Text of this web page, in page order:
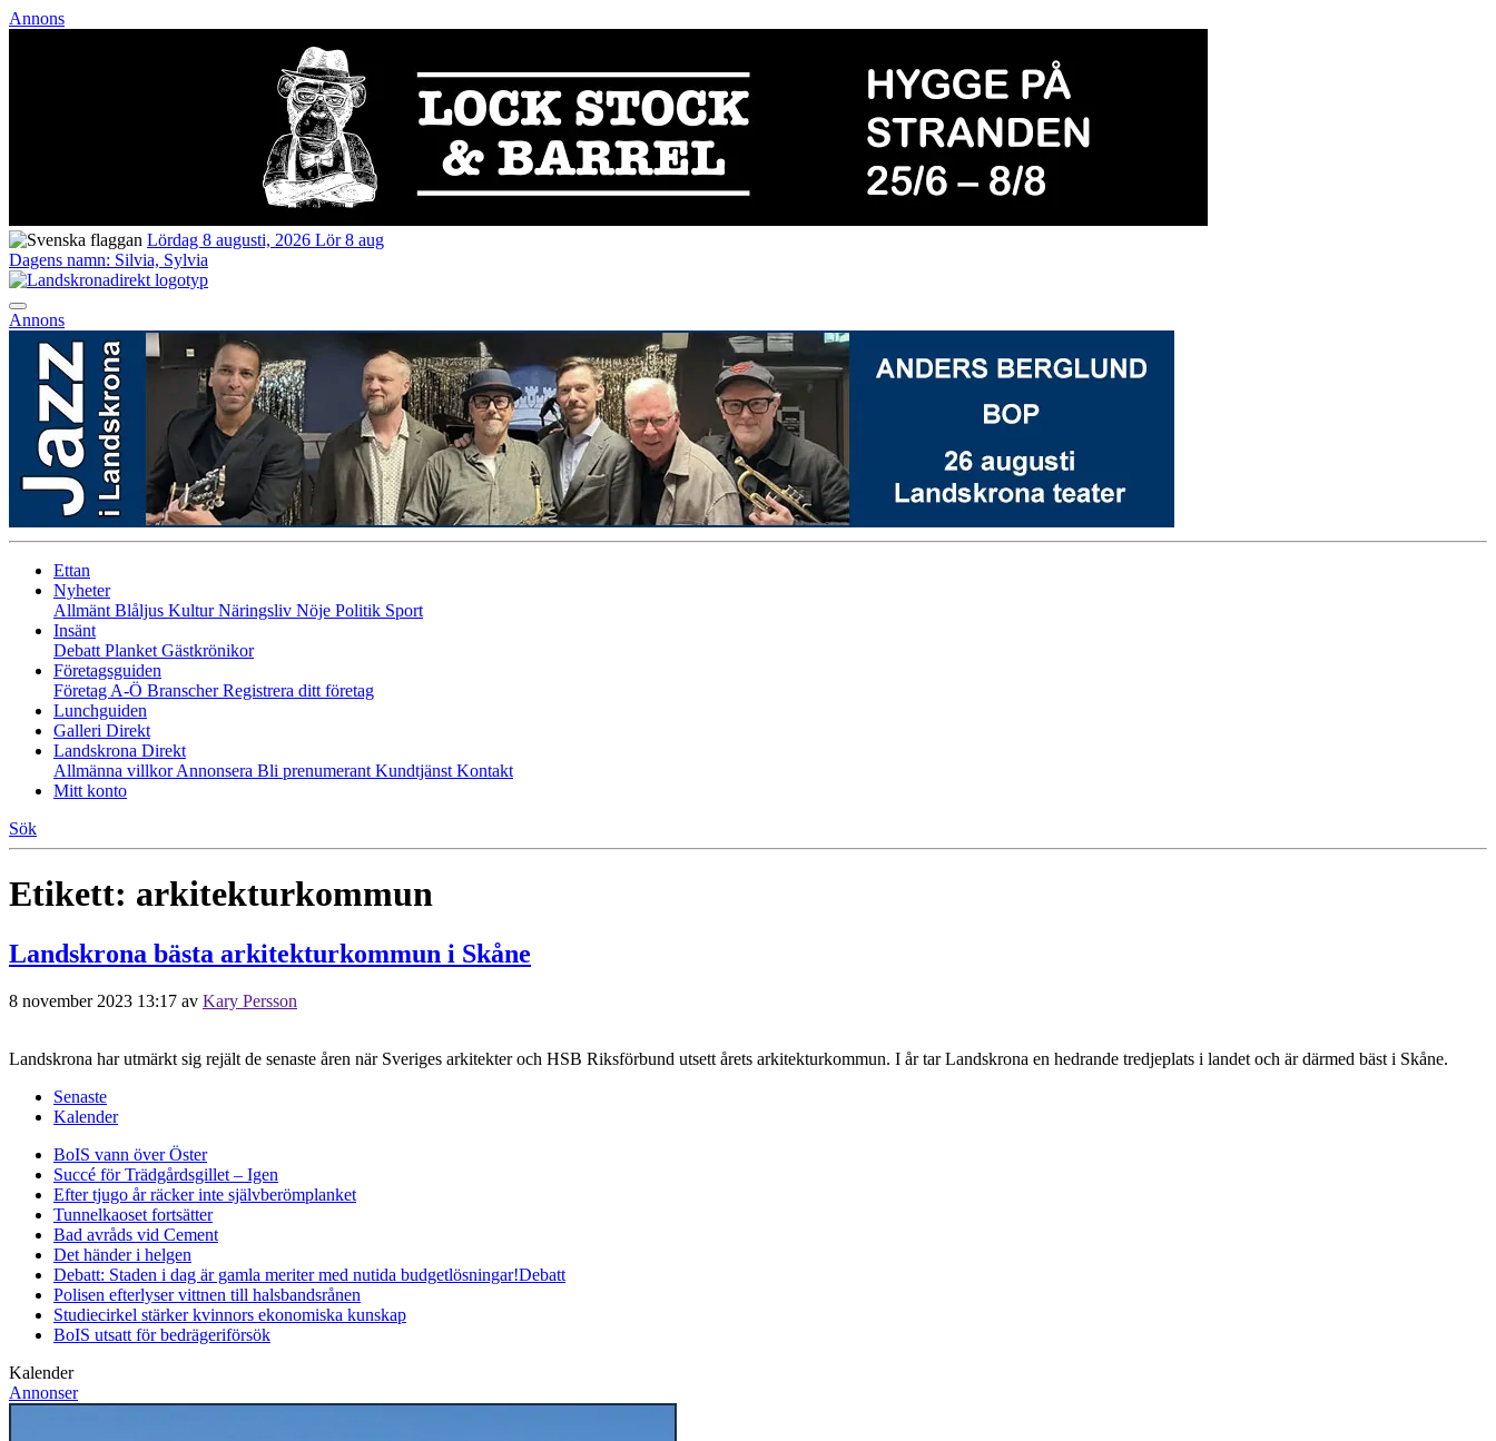
Annons
Lördag 8 augusti, 2026 Lör 8 aug
Dagens namn: Silvia, Sylvia
Annons
Ettan
Nyheter
Allmänt Blåljus KulturNäringsliv Nöje Politik Sport
Insänt
Debatt Planket Gästkrönikor
Företagsguiden
Företag A-Ö BranscherRegistrera ditt företag
Lunchguiden
Galleri Direkt
Landskrona Direkt
Allmänna villkorAnnonsera Bli prenumerant Kundtjänst Kontakt
Mitt konto
Sök
Etikett: arkitekturkommun
Landskrona bästa arkitekturkommun i Skåne
8 november 2023 13:17 av Kary Persson
Landskrona har utmärkt sig rejält de senaste åren när Sveriges arkitekter och HSB Riksförbund utsett årets arkitekturkommun. I år tar Landskrona en hedrande tredjeplats i landet och är därmed bäst i Skåne.
Senaste
Kalender
BoIS vann över Öster
Succé för Trädgårdsgillet – Igen
Efter tjugo år räcker inte självberömplanket
Tunnelkaoset fortsätter
Bad avråds vid Cement
Det händer i helgen
Debatt: Staden i dag är gamla meriter med nutida budgetlösningar!Debatt
Polisen efterlyser vittnen till halsbandsrånen
Studiecirkel stärker kvinnors ekonomiska kunskap
BoIS utsatt för bedrägeriförsök
Kalender
Annonser